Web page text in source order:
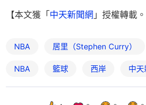
【本文獲「 中天新聞網 」授權轉載。
NBA 居里（Stephen Curry）
NBA 籃球 西岸 中天